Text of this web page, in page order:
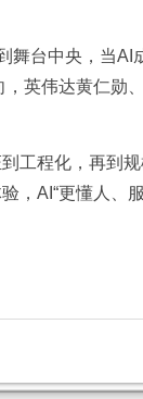
舞台中央，当
英伟达黄仁勋
工程化，再到
，AI“更懂人、